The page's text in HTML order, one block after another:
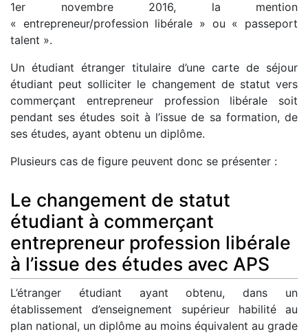
1er novembre 2016, la mention
« entrepreneur/profession libérale » ou « passeport
talent ».
Un étudiant étranger titulaire d’une carte de séjour
étudiant peut solliciter le changement de statut vers
commerçant entrepreneur profession libérale soit
pendant ses études soit à l’issue de sa formation, de
ses études, ayant obtenu un diplôme.
Plusieurs cas de figure peuvent donc se présenter :
Le changement de statut
étudiant à commerçant
entrepreneur profession libérale
à l’issue des études avec APS
L’étranger étudiant ayant obtenu, dans un
établissement d’enseignement supérieur habilité au
plan national, un diplôme au moins équivalent au grade